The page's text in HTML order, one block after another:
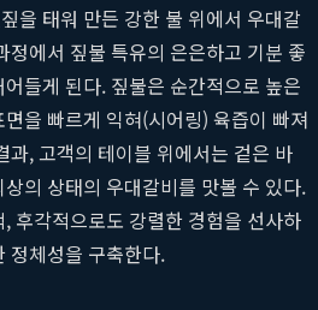
을 태워 만든 강한 불 위에서 우대갈
정에서 짚불 특유의 은은하고 기분 좋
들게 된다. 짚불은 순간적으로 높은
을 빠르게 익혀(시어링) 육즙이 빠져
과, 고객의 테이블 위에서는 겉은 바
의 상태의 우대갈비를 맛볼 수 있다.
후각적으로도 강렬한 경험을 선사하
정체성을 구축한다.